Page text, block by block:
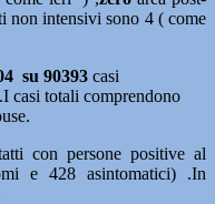
intensivi sono 4 ( come
su 90393 casi
casi totali comprendono
con persone positive al
e 428 asintomatici) .In